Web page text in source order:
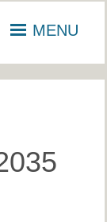
MENU